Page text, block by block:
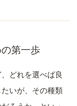
第一歩
どれを選べば良
いが、その種類